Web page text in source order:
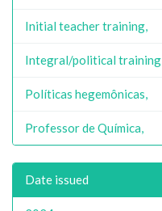
Initial teacher training,
Integral/political training,
Políticas hegemônicas,
Professor de Química,
Date issued